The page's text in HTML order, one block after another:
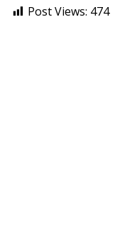
Post Views: 474